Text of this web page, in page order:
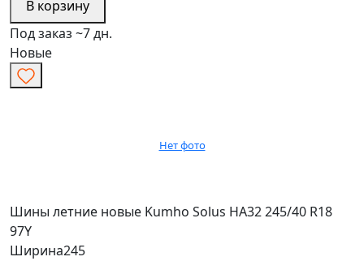
В корзину
Под заказ ~7 дн.
Новые
Нет фото
Шины летние новые Kumho Solus HA32 245/40 R18
97Y
Ширина245